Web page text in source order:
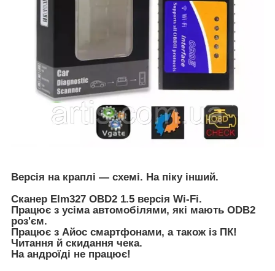
Версія на краплі — схемі. На піку інший.
Сканер Elm327 OBD2 1.5 версія Wi-Fi.
Працює з усіма автомобілями, які мають ODB2
роз'єм.
Працює з Айос смартфонами, а також із ПК!
Читання й скидання чека.
На андроїді не працює!